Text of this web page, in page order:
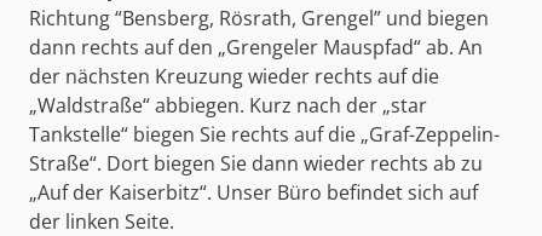
Richtung “Bensberg, Rösrath, Grengel” und biegen
dann rechts auf den „Grengeler Mauspfad“ ab. An
der nächsten Kreuzung wieder rechts auf die
„Waldstraße“ abbiegen. Kurz nach der „star
Tankstelle“ biegen Sie rechts auf die „Graf-Zeppelin-
Straße“. Dort biegen Sie dann wieder rechts ab zu
„Auf der Kaiserbitz“. Unser Büro befindet sich auf
der linken Seite.